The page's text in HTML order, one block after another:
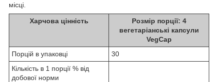
місці.
Харчова цінність
Розмір порції: 4
вегетаріанські капсули
VegCap
Порцій в упаковці
30
Кількість в 1 порції % від
добової норми